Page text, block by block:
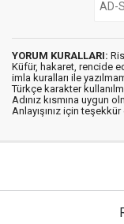
YORUM KURALLARI:
Küfür, hakaret, rencide
imla kuralları ile
Türkçe karakter
Adınız kısmına uygun
Anlayışınız için